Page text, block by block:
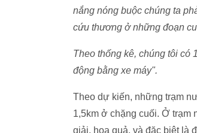
nắng nóng buộc chúng ta
cứu thương ở những đoạn
Theo thống kê, chúng tôi có
động bằng xe máy".
Theo dự kiến, những trạm
1,5km ở chặng cuối. Ở
giải, hoa quả, và đặc biệt là